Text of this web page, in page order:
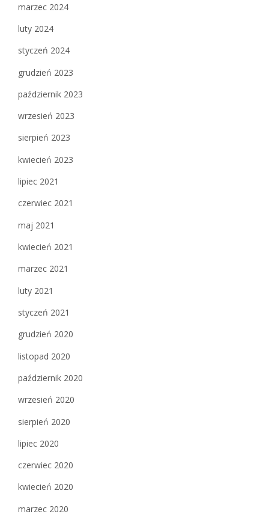
marzec 2024
luty 2024
styczeń 2024
grudzień 2023
październik 2023
wrzesień 2023
sierpień 2023
kwiecień 2023
lipiec 2021
czerwiec 2021
maj 2021
kwiecień 2021
marzec 2021
luty 2021
styczeń 2021
grudzień 2020
listopad 2020
październik 2020
wrzesień 2020
sierpień 2020
lipiec 2020
czerwiec 2020
kwiecień 2020
marzec 2020